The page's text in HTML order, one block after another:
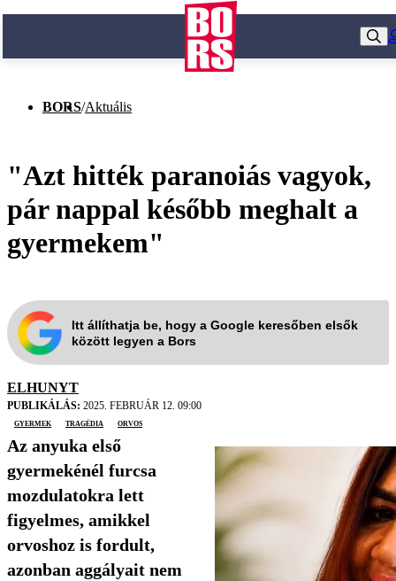
BORS/Aktuális
"Azt hitték paranoiás vagyok,
pár nappal később meghalt a
gyermekem"
Itt állíthatja be, hogy a Google keresőben elsők
között legyen a Bors
ELHUNYT
PUBLIKÁLÁS: 2025. FEBRUÁR 12. 09:00
gyermek
tragédia orvos
Az anyuka első
gyermekénél furcsa
mozdulatokra lett
figyelmes, amikkel
orvoshoz is fordult,
azonban aggályait nem